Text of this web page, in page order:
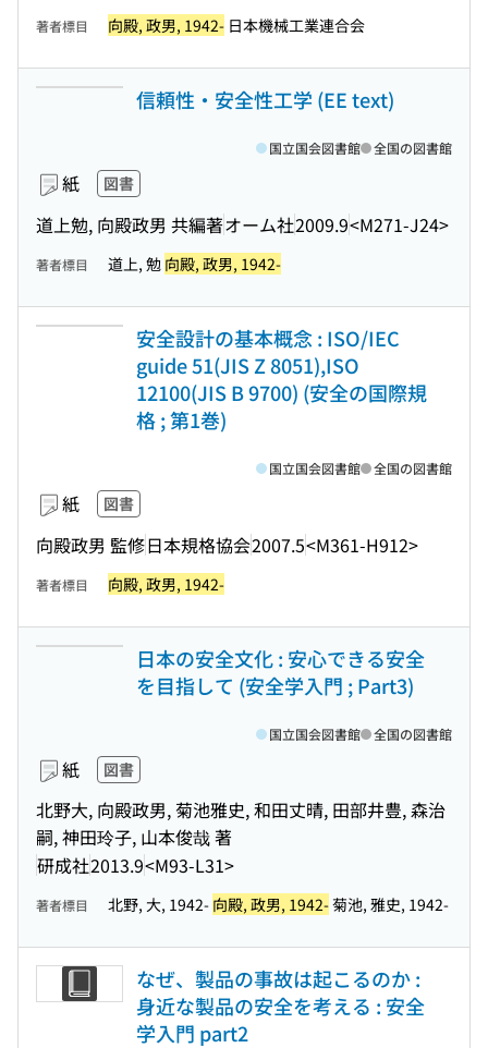
著者標目 向殿, 政男, 1942- 日本機械工業連合会
信頼性・安全性工学 (EE text)
紙 図書
道上勉, 向殿政男 共編著オーム社2009.9<M271-J24>
国立国会図書館 全国の図書館
著者標目 道上, 勉 向殿, 政男, 1942-
安全設計の基本概念 : ISO/IEC
guide 51(JIS Z 8051),ISO
12100(JIS B 9700) (安全の国際規
格 ; 第1巻)
紙 図書
向殿政男 監修日本規格協会2007.5<M361-H912>
国立国会図書館 全国の図書館
著者標目 向殿, 政男, 1942-
日本の安全文化 : 安心できる安全
を目指して (安全学入門 ; Part3)
紙 図書
北野大, 向殿政男, 菊池雅史, 和田丈晴, 田部井豊, 森治
嗣, 神田玲子, 山本俊哉 著
研成社2013.9<M93-L31>
国立国会図書館 全国の図書館
著者標目 北野, 大, 1942- 向殿, 政男, 1942-菊池, 雅史, 1942-
なぜ、製品の事故は起こるのか :
身近な製品の安全を考える : 安全
学入門 part2